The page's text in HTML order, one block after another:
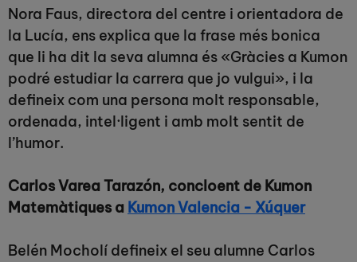
Nora Faus, directora del centre i orientadora de
la Lucía, ens explica que la frase més bonica
que li ha dit la seva alumna és «Gràcies a Kumon
podré estudiar la carrera que jo vulgui», i la
defineix com una persona molt responsable,
ordenada, intel·ligent i amb molt sentit de
l’humor.
Carlos Varea Tarazón, concloent de Kumon
Matemàtiques a Kumon Valencia - Xúquer
Belén Mocholí defineix el seu alumne Carlos